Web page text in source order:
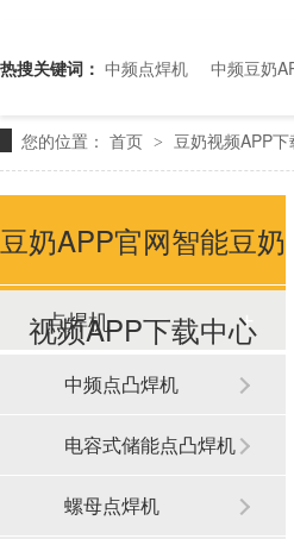
热搜关键词： 中频点焊机 中频豆奶
您的位置： 首页 > 豆奶视频APP下
豆奶APP官网智能豆奶
视频APP下载中心
点焊机
中频点凸焊机
电容式储能点凸焊机
螺母点焊机